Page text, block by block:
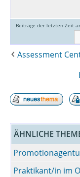
Beiträge der letzten Zeit
Assessment
ÄHNLICHE
Praktikant/in im